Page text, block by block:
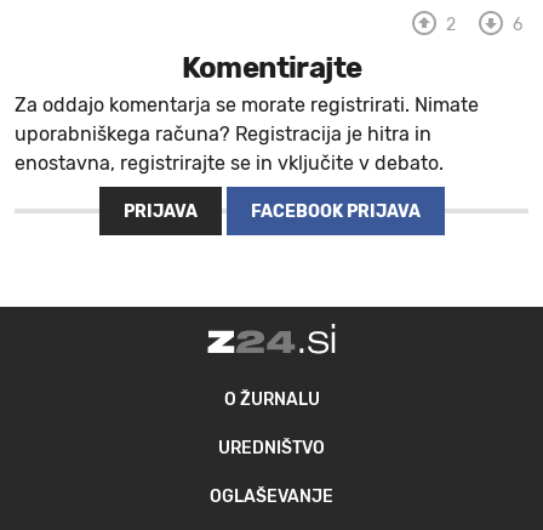
2 6
Komentirajte
Za oddajo komentarja se morate registrirati. Nimate
uporabniškega računa? Registracija je hitra in
enostavna, registrirajte se in vključite v debato.
PRIJAVA FACEBOOK PRIJAVA
O ŽURNALU
UREDNIŠTVO
OGLAŠEVANJE